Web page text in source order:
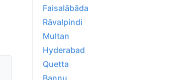
Faisalābāda
Rāvalpindi
Multan
Hyderabad
Quetta